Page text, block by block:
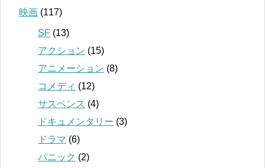
映画 (117)
SF (13)
アクション (15)
アニメーション (8)
コメディ (12)
サスペンス (4)
ドキュメンタリー (3)
ドラマ (6)
パニック (2)